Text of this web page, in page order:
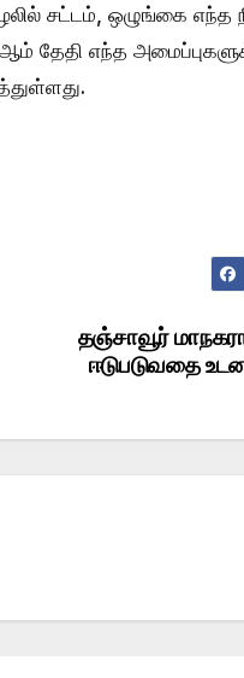
சட்டம், ஒழுங்கை எந்த
தேதி எந்த
தஞ்சாவூர்
ஈடுபடுவதை